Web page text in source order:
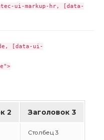
ui-markup-hr, [data-
[data-ui-
2 Заголовок 3
Столбец 3